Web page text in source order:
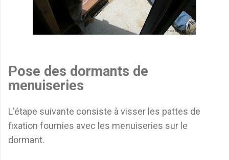
Pose des dormants de
menuiseries
L'étape suivante consiste à visser les pattes de
fixation fournies avec les menuiseries sur le
dormant.